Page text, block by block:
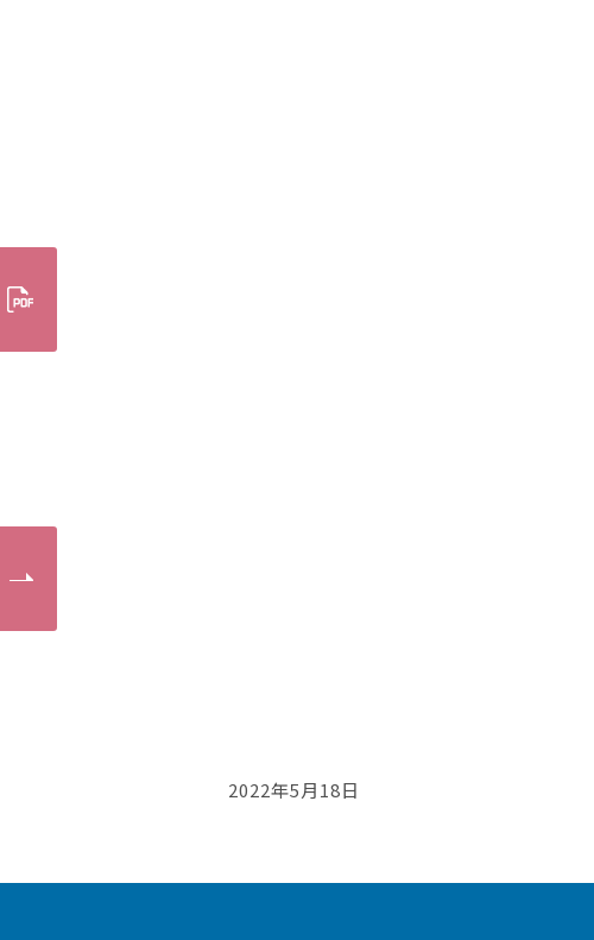
2022年5月18日